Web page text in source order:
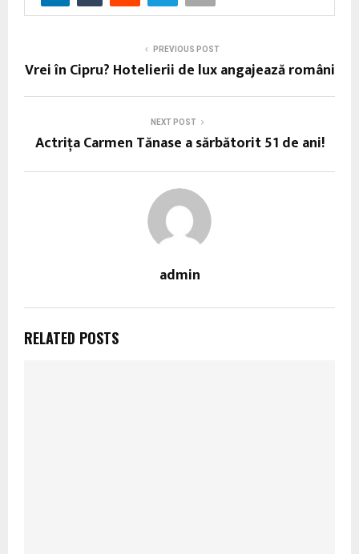
PREVIOUS POST
Vrei în Cipru? Hotelierii de lux angajează români
NEXT POST
Actriţa Carmen Tănase a sărbătorit 51 de ani!
admin
RELATED POSTS